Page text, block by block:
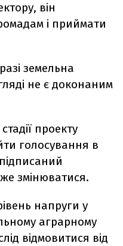
він
і приймати
земельна
не є доконаним
проекту
голосування в
змінюватися.
напруги у
аграрному
відмовитися від